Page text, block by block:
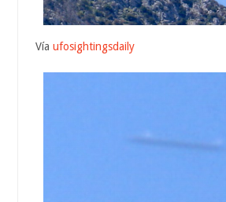
Vía ufosightingsdaily